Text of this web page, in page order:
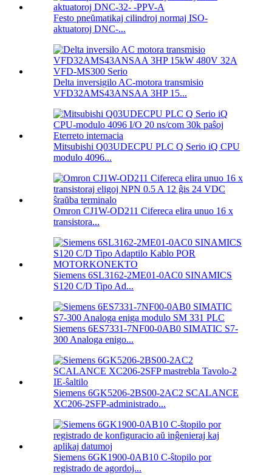
Festo pneŭmatikaj cilindroj normaj ISO-
aktuatoroj DNC-...
Delta inversigilo AC-motora transmisio
VFD32AMS43ANSAA 3HP 15...
Mitsubishi Q03UDECPU PLC Q Serio iQ CPU
modulo 4096...
Omron CJ1W-OD211 Cifereca elira unuo 16 x
transistora...
Siemens 6SL3162-2ME01-0AC0 SINAMICS
S120 C/D Tipo Ad...
Siemens 6ES7331-7NF00-0AB0 SIMATIC S7-
300 Analoga enigo...
Siemens 6GK5206-2BS00-2AC2 SCALANCE
XC206-2SFP-administrado...
Siemens 6GK1900-0AB10 C-ŝtopilo por
registrado de agordoj...